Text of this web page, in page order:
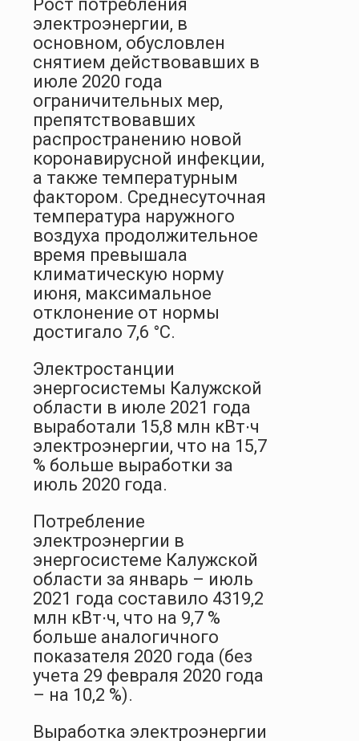
Рост потребления
электроэнергии, в
основном, обусловлен
снятием действовавших в
июле 2020 года
ограничительных мер,
препятствовавших
распространению новой
коронавирусной инфекции,
а также температурным
фактором. Среднесуточная
температура наружного
воздуха продолжительное
время превышала
климатическую норму
июня, максимальное
отклонение от нормы
достигало 7,6 °С.
Электростанции
энергосистемы Калужской
области в июле 2021 года
выработали 15,8 млн кВт∙ч
электроэнергии, что на 15,7
% больше выработки за
июль 2020 года.
Потребление
электроэнергии в
энергосистеме Калужской
области за январь – июль
2021 года составило 4319,2
млн кВт∙ч, что на 9,7 %
больше аналогичного
показателя 2020 года (без
учета 29 февраля 2020 года
– на 10,2 %).
Выработка электроэнергии